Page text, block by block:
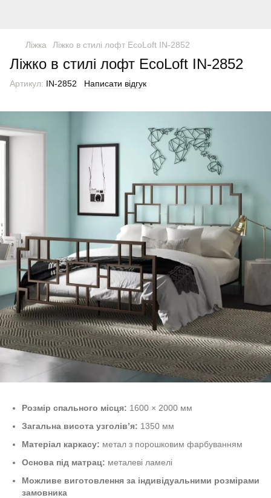
Ліжка Ліжко в стилі лофт EcoLoft IN-2852
Ліжко в стилі лофт EcoLoft IN-2852
Артикул: IN-2852 Написати відгук
Розмір спального місця: 1600 × 2000 мм
Загальна висота узголів’я: 1350 мм
Матеріал каркасу: метал з порошковим фарбуванням
Основа під матрац: металеві ламелі
Можливе виготовлення за індивідуальними розмірами
замовника